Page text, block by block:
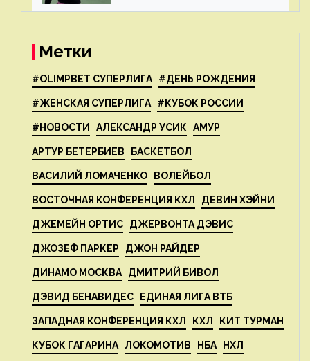
Свёнтек
Метки
#OLIMPBET СУПЕРЛИГА #ДЕНЬ РОЖДЕНИЯ
#ЖЕНСКАЯ СУПЕРЛИГА #КУБОК РОССИИ
#НОВОСТИ АЛЕКСАНДР УСИК АМУР
АРТУР БЕТЕРБИЕВ БАСКЕТБОЛ
ВАСИЛИЙ ЛОМАЧЕНКО ВОЛЕЙБОЛ
ВОСТОЧНАЯ КОНФЕРЕНЦИЯ КХЛ ДЕВИН ХЭЙНИ
ДЖЕМЕЙН ОРТИС ДЖЕРВОНТА ДЭВИС
ДЖОЗЕФ ПАРКЕР ДЖОН РАЙДЕР
ДИНАМО МОСКВА ДМИТРИЙ БИВОЛ
ДЭВИД БЕНАВИДЕС ЕДИНАЯ ЛИГА ВТБ
ЗАПАДНАЯ КОНФЕРЕНЦИЯ КХЛ КХЛ КИТ ТУРМАН
КУБОК ГАГАРИНА ЛОКОМОТИВ НБА НХЛ